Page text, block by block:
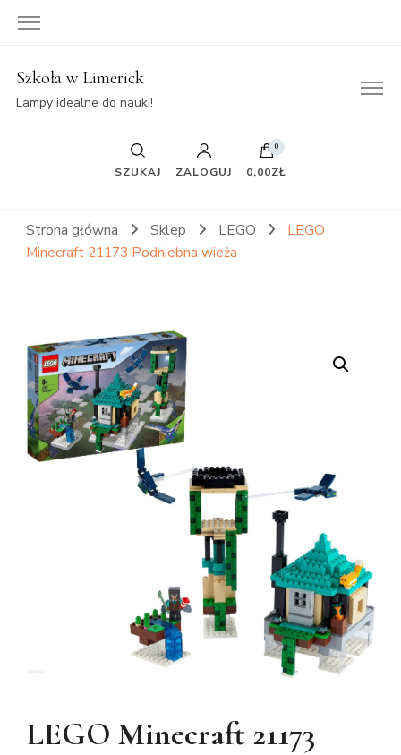
Szkoła w Limerick
Lampy idealne do nauki!
SZUKAJ ZALOGUJ
0
0,00ZŁ
Strona główna Sklep LEGO
LEGO
Minecraft 21173 Podniebna wieża
LEGO Minecraft 21173